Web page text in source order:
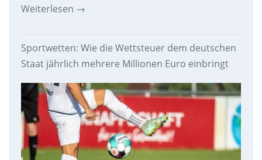
Weiterlesen →
Sportwetten: Wie die Wettsteuer dem deutschen
Staat jährlich mehrere Millionen Euro einbringt